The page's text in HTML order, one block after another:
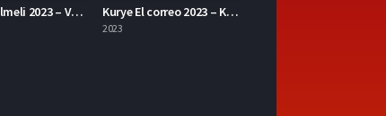
Kurye El correo 2023 – Kurye 1080p Turkce Dublaj izle The Ministry of Ungentlemanly Warfare 2024 – Centilmen Olmayan Savaş Bakanlığı 1080p Turkce Dublaj izle
2024